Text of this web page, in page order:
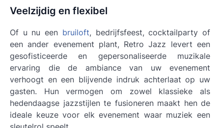
Veelzijdig en flexibel
Of u nu een bruiloft, bedrijfsfeest, cocktailparty of
een ander evenement plant, Retro Jazz levert een
gesofisticeerde en gepersonaliseerde muzikale
ervaring die de ambiance van uw evenement
verhoogt en een blijvende indruk achterlaat op uw
gasten. Hun vermogen om zowel klassieke als
hedendaagse jazzstijlen te fusioneren maakt hen de
ideale keuze voor elk evenement waar muziek een